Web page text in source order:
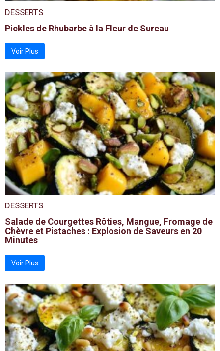
DESSERTS
Pickles de Rhubarbe à la Fleur de Sureau
Voir Plus
DESSERTS
Salade de Courgettes Rôties, Mangue, Fromage de
Chèvre et Pistaches : Explosion de Saveurs en 20
Minutes
Voir Plus